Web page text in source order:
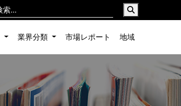
業界分類 市場レポート 地域